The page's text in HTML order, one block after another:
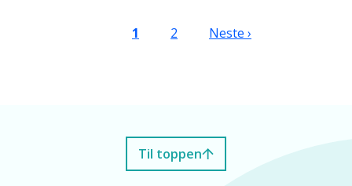
SiderNåværende side
1 Side
2 Neste side
Neste ›
Til toppen